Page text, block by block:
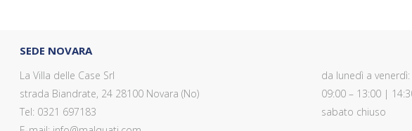
SEDE NOVARA
La Villa delle Case Srl
strada Biandrate, 24 28100 Novara (No)
Tel: 0321 697183
da lunedì a venerdì:
09:00 – 13:00 |
sabato chiuso